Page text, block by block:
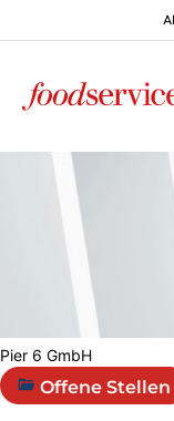
Pier 6 GmbH
Offene Stellen